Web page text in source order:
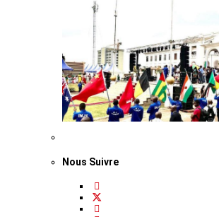
Nous Suivre